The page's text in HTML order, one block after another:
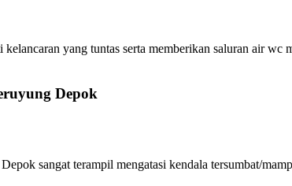
yang tuntas serta memberikan saluran air wc
Depok
sangat terampil mengatasi kendala tersumbat/